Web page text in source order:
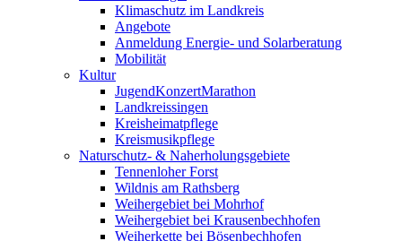
Klimaschutz im Landkreis
Angebote
Anmeldung Energie- und Solarberatung
Mobilität
Kultur
JugendKonzertMarathon
Landkreissingen
Kreisheimatpflege
Kreismusikpflege
Naturschutz- & Naherholungsgebiete
Tennenloher Forst
Wildnis am Rathsberg
Weihergebiet bei Mohrhof
Weihergebiet bei Krausenbechhofen
Weiherkette bei Bösenbechhofen